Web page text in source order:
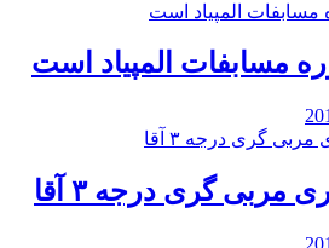
مسابفات المپیاد است
مربی گری درجه ۳ آقا